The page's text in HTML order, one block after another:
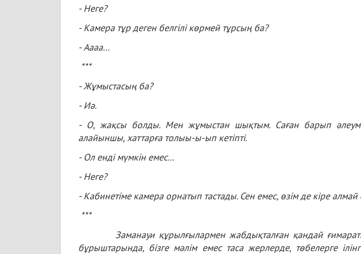
- Неге?
- Камера тұр деген белгілі көрмей тұрсың ба?
- Аааа...
***
- Жұмыстасың ба?
- Иә.
- О, жақсы болды. Мен жұмыстан шықтым. Саған барып
алайыншы, хаттарға толыы-ы-ып кетіпті.
- Ол енді мүмкін емес...
- Неге?
- Кабинетіме камера орнатып тастады. Сен емес, өзім де кіре
***
Заманауи құрылғылармен жабдықталған қандай
бұрыштарында, бізге мәлім емес таса жерлерде, төбелерге